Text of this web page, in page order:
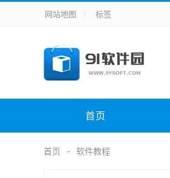
手机应用
手机游戏 H5游戏
电脑软件 其它类别
网站地图 标签
首页
首页 软件教程